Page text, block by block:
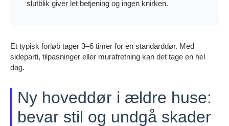
slutblik giver let betjening og ingen knirken.
Et typisk forløb tager 3–6 timer for en standarddør. Med
sideparti, tilpasninger eller murafretning kan det tage en hel
dag.
Ny hoveddør i ældre huse:
bevar stil og undgå skader